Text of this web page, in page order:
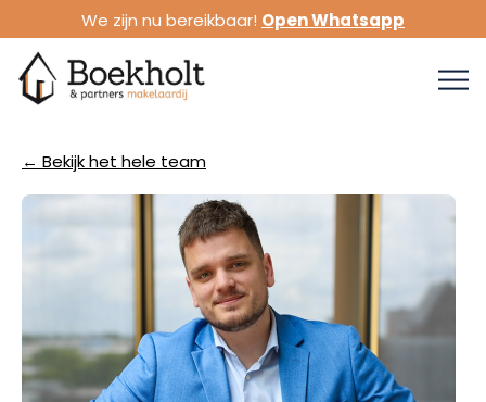
We zijn nu bereikbaar! Open Whatsapp
← Bekijk het hele team